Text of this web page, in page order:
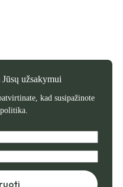
užsakymui
kad susipažinote
.